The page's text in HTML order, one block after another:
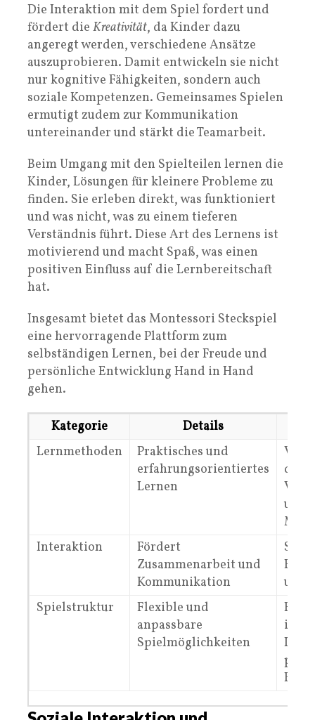
Die Interaktion mit dem Spiel fordert und
fördert die Kreativität, da Kinder dazu
angeregt werden, verschiedene Ansätze
auszuprobieren. Damit entwickeln sie nicht
nur kognitive Fähigkeiten, sondern auch
soziale Kompetenzen. Gemeinsames Spielen
ermutigt zudem zur Kommunikation
untereinander und stärkt die Teamarbeit.
Beim Umgang mit den Spielteilen lernen die
Kinder, Lösungen für kleinere Probleme zu
finden. Sie erleben direkt, was funktioniert
und was nicht, was zu einem tieferen
Verständnis führt. Diese Art des Lernens ist
motivierend und macht Spaß, was einen
positiven Einfluss auf die Lernbereitschaft
hat.
Insgesamt bietet das Montessori Steckspiel
eine hervorragende Plattform zum
selbständigen Lernen, bei der Freude und
persönliche Entwicklung Hand in Hand
gehen.
Kategorie Details
Lernmethoden
Praktisches und
erfahrungsorientiertes
Lernen
das
und
Interaktion
Fördert
Zusammenarbeit und
Kommunikation
und
Spielstruktur
Flexible und
anpassbare
Spielmöglichkeiten